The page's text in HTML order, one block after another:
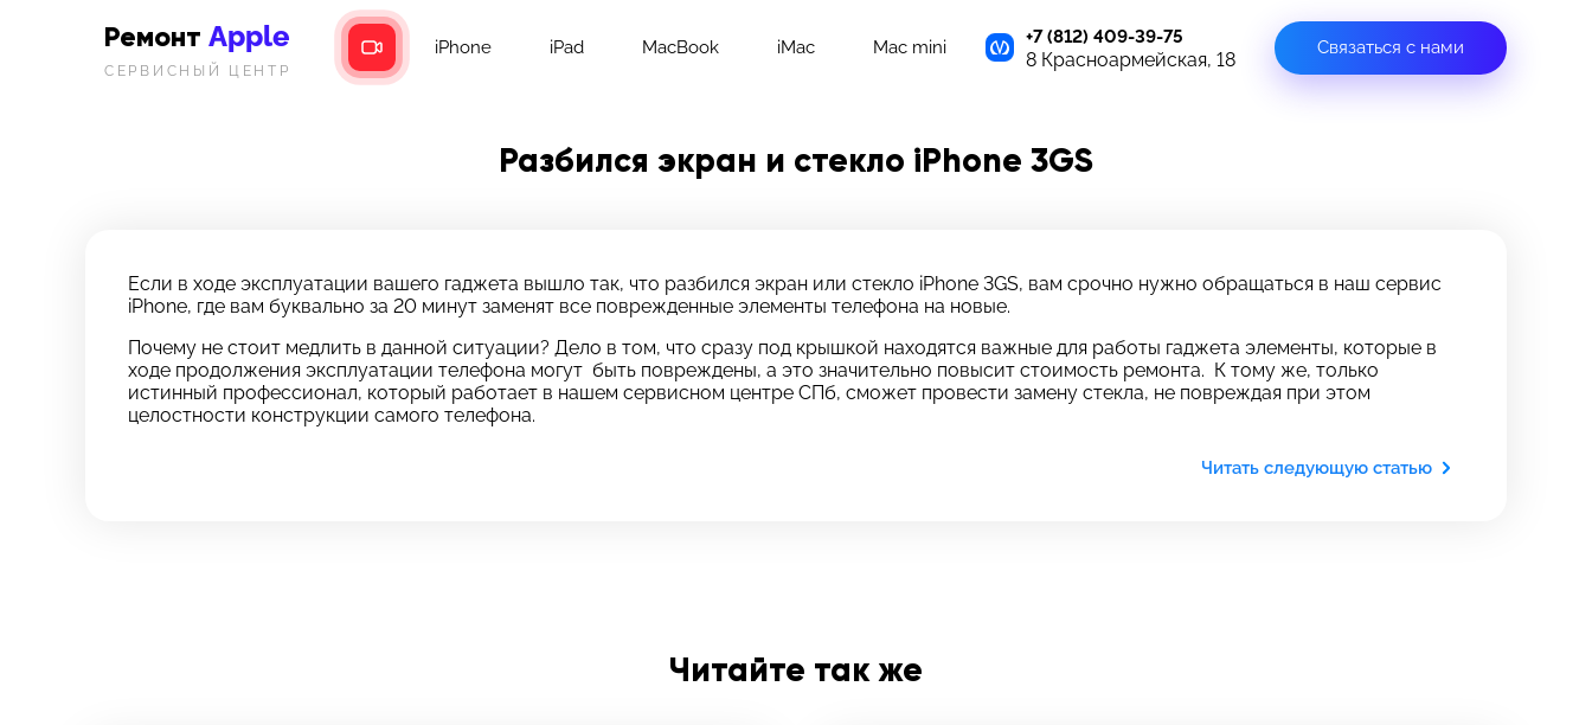
Ремонт Apple
СЕРВИСНЫЙ ЦЕНТР
iPhone iPad MacBook iMac Mac mini
+7 (812) 409-39-75
8 Красноармейская, 18
Связаться с нами
Разбился экран и стекло iPhone 3GS
Если в ходе эксплуатации вашего гаджета вышло так, что разбился экран или стекло iPhone 3GS, вам срочно нужно обращаться в наш сервис
iPhone, где вам буквально за 20 минут заменят все поврежденные элементы телефона на новые.
Почему не стоит медлить в данной ситуации? Дело в том, что сразу под крышкой находятся важные для работы гаджета элементы, которые в
ходе продолжения эксплуатации телефона могут быть повреждены, а это значительно повысит стоимость ремонта. К тому же, только
истинный профессионал, который работает в нашем сервисном центре СПб, сможет провести замену стекла, не повреждая при этом
целостности конструкции самого телефона.
Читать следующую статью
Читайте так же